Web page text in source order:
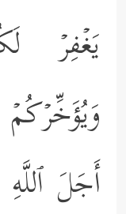
یَغۡفِرۡ
أَجَلَ